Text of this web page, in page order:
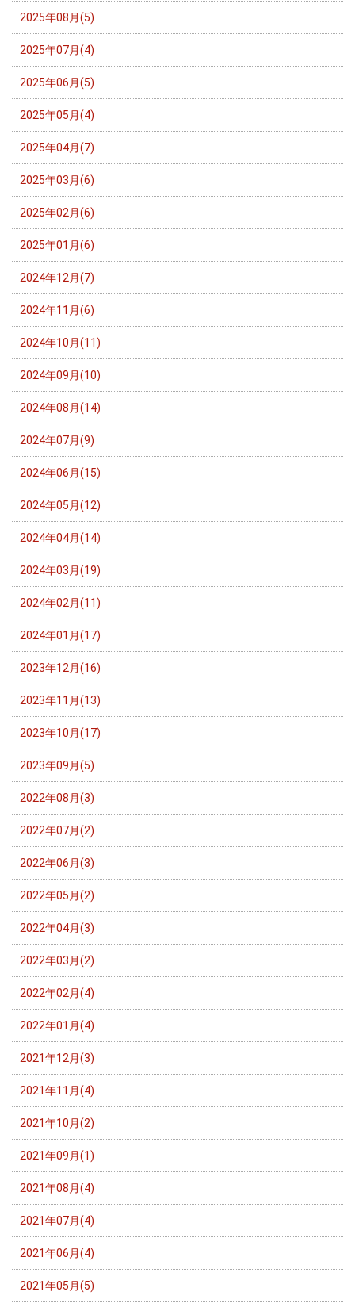
2025年08月(5)
2025年07月(4)
2025年06月(5)
2025年05月(4)
2025年04月(7)
2025年03月(6)
2025年02月(6)
2025年01月(6)
2024年12月(7)
2024年11月(6)
2024年10月(11)
2024年09月(10)
2024年08月(14)
2024年07月(9)
2024年06月(15)
2024年05月(12)
2024年04月(14)
2024年03月(19)
2024年02月(11)
2024年01月(17)
2023年12月(16)
2023年11月(13)
2023年10月(17)
2023年09月(5)
2022年08月(3)
2022年07月(2)
2022年06月(3)
2022年05月(2)
2022年04月(3)
2022年03月(2)
2022年02月(4)
2022年01月(4)
2021年12月(3)
2021年11月(4)
2021年10月(2)
2021年09月(1)
2021年08月(4)
2021年07月(4)
2021年06月(4)
2021年05月(5)